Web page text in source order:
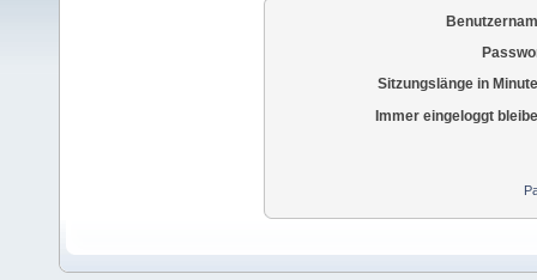
Sitzungslänge in
Immer eingeloggt